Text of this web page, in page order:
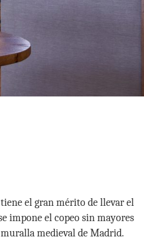
el gran mérito de llevar el
impone el copeo sin mayores
medieval de Madrid.